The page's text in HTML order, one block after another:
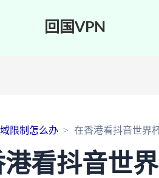
回国VPN
限制怎么办 在香港看抖音世界
港看抖音世